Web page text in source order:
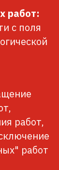
работ:
с поля
работ,
работ